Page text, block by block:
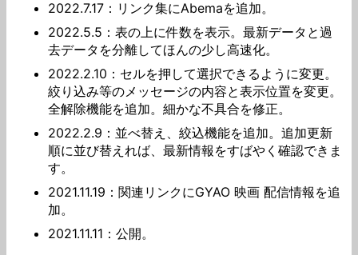
2022.7.17：リンク集にAbemaを追加。
2022.5.5：表の上に件数を表示。最新データと過
去データを分離してほんの少し高速化。
2022.2.10：セルを押して選択できるように変更。
絞り込み等のメッセージの内容と表示位置を変更。
全解除機能を追加。細かな不具合を修正。
2022.2.9：並べ替え、絞込機能を追加。追加更新
順に並び替えれば、最新情報をすばやく確認できま
す。
2021.11.19：関連リンクにGYAO 映画 配信情報を追
加。
2021.11.11：公開。